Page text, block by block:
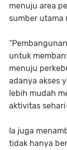
menuju area
sumber utama
untuk
menuju
adanya akses
lebih mudah
aktivitas
Ia juga
tidak hanya